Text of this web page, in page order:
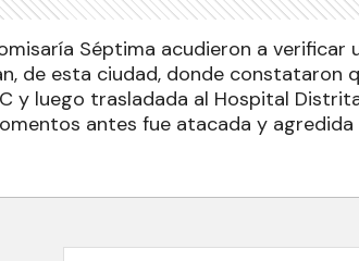
Séptima acudieron a verificar
de esta ciudad, donde constataron
y luego trasladada al Hospital
antes fue atacada y